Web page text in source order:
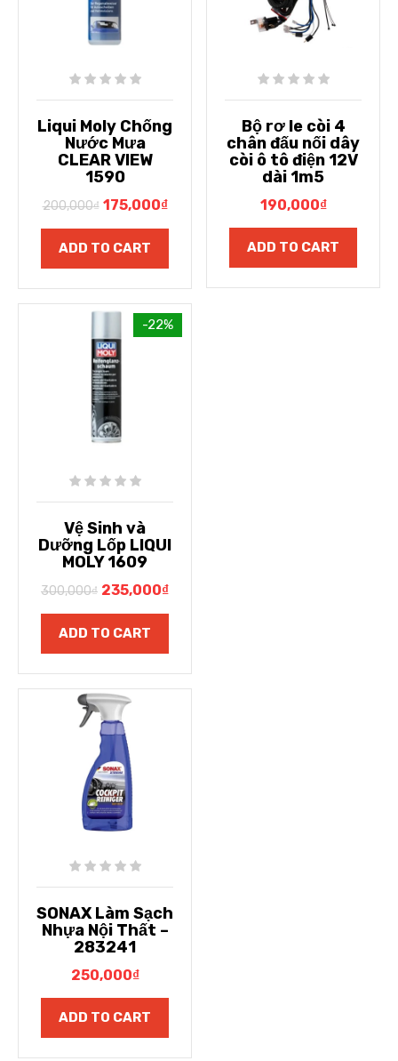
Liqui Moly Chống
Nước Mưa
CLEAR VIEW
1590
200,000₫ 175,000₫
ADD TO CART
Bộ rơ le còi 4
chân đấu nối dây
còi ô tô điện 12V
dài 1m5
190,000₫
ADD TO CART
-22%
Vệ Sinh và
Dưỡng Lốp LIQUI
MOLY 1609
300,000₫ 235,000₫
ADD TO CART
SONAX Làm Sạch
Nhựa Nội Thất –
283241
250,000₫
ADD TO CART